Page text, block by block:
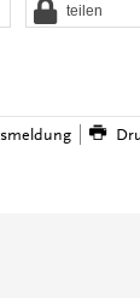
teilen